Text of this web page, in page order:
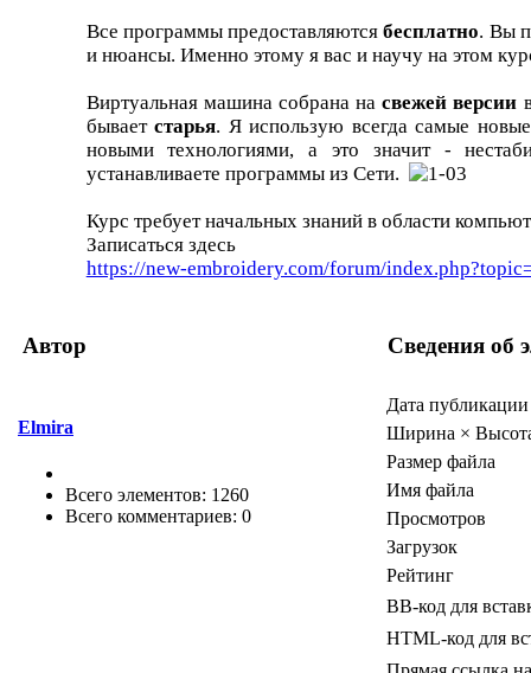
Все программы предоставляютсябесплатно. Вы
и нюансы. Именно этому я вас и научу на этом
Виртуальная машина собрана насвежей версии
бываетстарья. Я использую всегда самые
новыми технологиями, а это значит -
устанавливаете программы из Сети.
Курс требует начальных знаний в области
Записаться здесь
https://new-embroidery.com/forum/
Автор Сведения об
Elmira
Всего элементов: 1260
Всего комментариев: 0
Дата публикации
Ширина ×
Размер файла
Имя файла
Просмотров
Загрузок
Рейтинг
BB-код для
HTML-код для